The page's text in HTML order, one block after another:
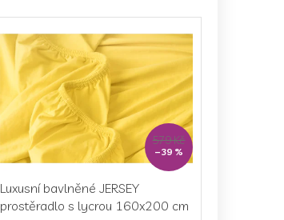
579 Kč
–39 %
Luxusní bavlněné JERSEY
prostěradlo s lycrou 160x200 cm